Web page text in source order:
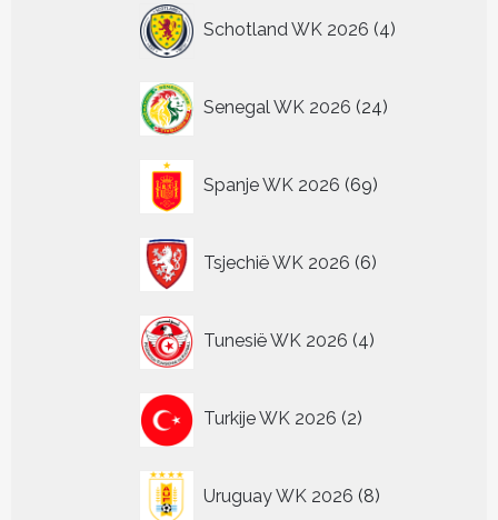
Schotland WK 2026 4
producten
Senegal WK 2026 24
producten
Spanje WK 2026 69
producten
Tsjechië WK 2026 6
producten
Tunesië WK 2026 4
producten
Turkije WK 2026 2
producten
Uruguay WK 2026 8
producten